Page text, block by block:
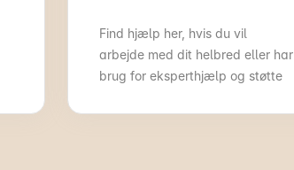
Find hjælp her, hvis du vil
arbejde med dit helbred eller har
brug for eksperthjælp og støtte